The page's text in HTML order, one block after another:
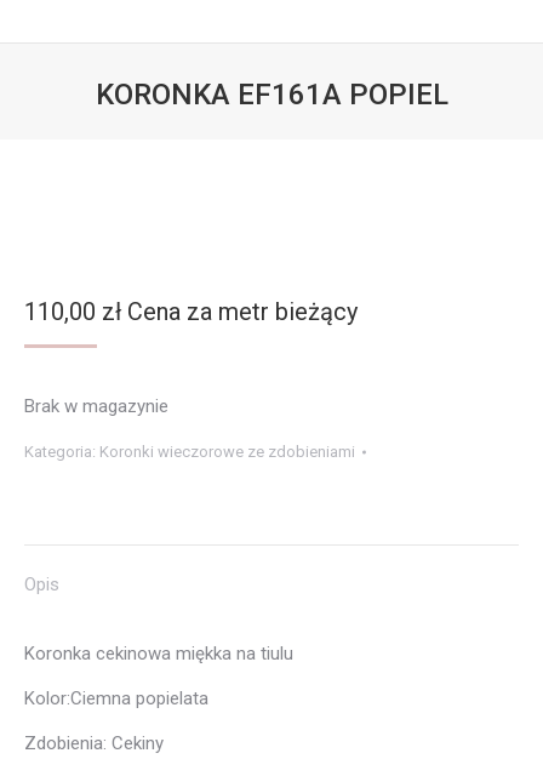
KORONKA EF161A POPIEL
110,00 zł Cena za metr bieżący
Brak w magazynie
Kategoria: Koronki wieczorowe ze zdobieniami
Opis
Koronka cekinowa miękka na tiulu
Kolor:Ciemna popielata
Zdobienia: Cekiny